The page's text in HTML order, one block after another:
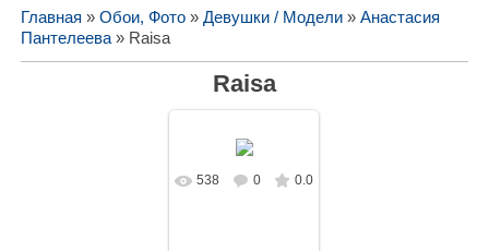
Главная » Обои, Фото» Девушки / Модели» Анастасия
Пантелеева» Raisa
Raisa
В реальном
538 0 0.0